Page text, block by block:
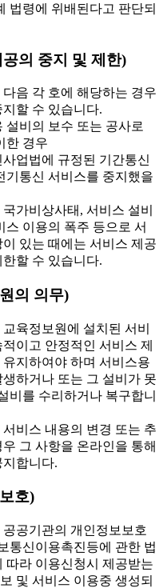
법령에 위배된다고 판단되
의 중지 및 제한)
음 각 호에 해당하는 경우
할 수 있습니다.
설비의 보수 또는 공사로
한 경우
사업법에 규정된 기간통신
기통신 서비스를 중지했을
가비상사태, 서비스 설비
스 이용의 폭주 등으로 서
있는 때에는 서비스 제공
할 수 있습니다.
의 의무)
육정보원에 설치된 서비
이고 안정적인 서비스 제
지하여야 하며 서비스용
하거나 또는 그 설비가 못
비를 수리하거나 복구합니
비스 내용의 변경 또는 추
그 사항을 온라인을 통해
합니다.
호)
공기관의 개인정보보호
통신이용촉진등에 관한 법
따라 이용신청시 제공받는
및 서비스 이용중 생성되